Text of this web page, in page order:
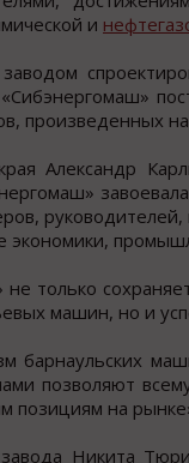
и
произведенных
Александр
экономики,
только
машин, но и
барнаульских
позволяют
позициям на
Никита